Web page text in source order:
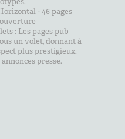
- 46 pages
: Les pages pub
un volet, donnant à
plus prestigieux.
presse.